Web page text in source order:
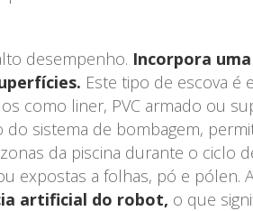
desempenho. Incorpora
Este tipo de escova é
como liner, PVC armado ou
sistema de bombagem,
da piscina durante o ciclo
expostas a folhas, pó e pólen.
artificial do robot, o que